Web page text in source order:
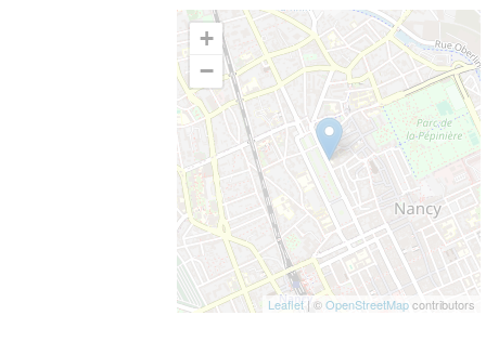
+
−
Leaflet| ©OpenStreetMapcontributors